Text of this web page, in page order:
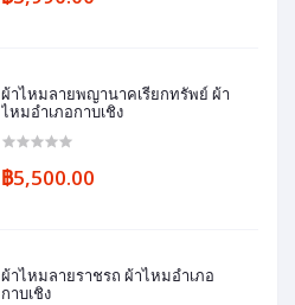
ผ้าไหมลายพญานาคเรียกทรัพย์ ผ้า
ไหมอำเภอกาบเชิง
฿5,500.00
ผ้าไหมลายราชรถ ผ้าไหมอำเภอ
กาบเชิง